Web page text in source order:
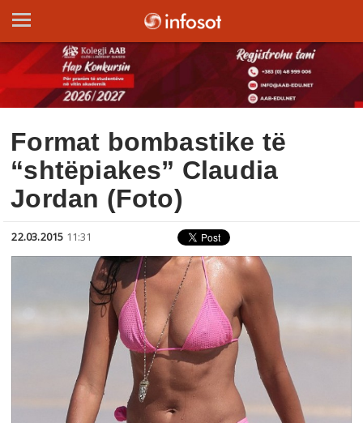
Format bombastike të
“shtëpiakes” Claudia
Jordan (Foto)
22.03.2015 11:31